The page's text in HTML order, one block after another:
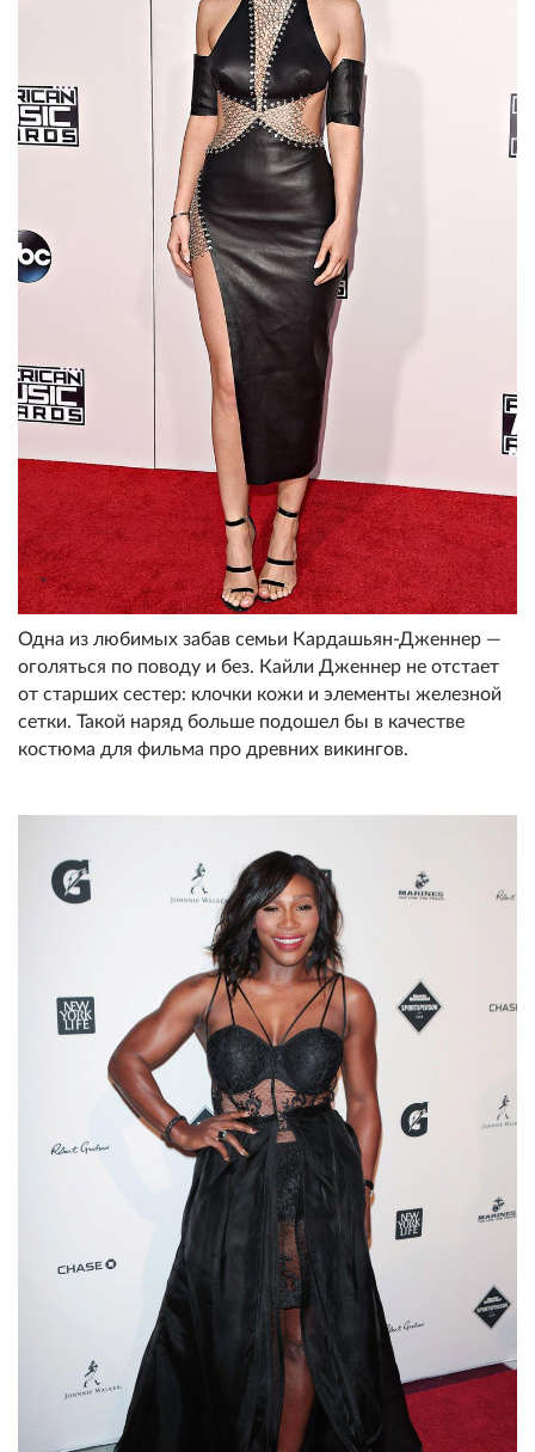
Одна из любимых забав семьи Кардашьян-Дженнер —
оголяться по поводу и без. Кайли Дженнер не отстает
от старших сестер: клочки кожи и элементы железной
сетки. Такой наряд больше подошел бы в качестве
костюма для фильма про древних викингов.